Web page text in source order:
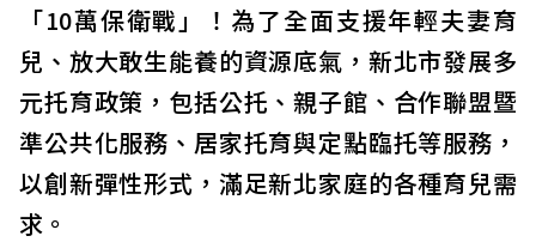
「10萬保衛戰」！為了全面支援年輕夫妻育
兒、放大敢生能養的資源底氣，新北市發展多
元托育政策，包括公托、親子館、合作聯盟暨
準公共化服務、居家托育與定點臨托等服務，
以創新彈性形式，滿足新北家庭的各種育兒需
求。